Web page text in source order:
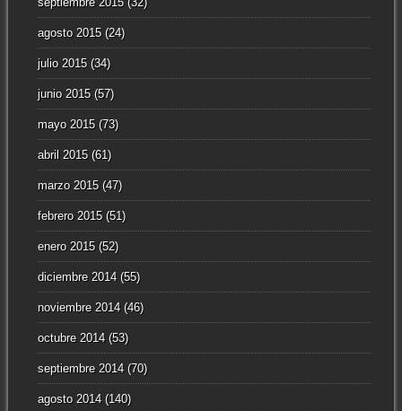
agosto 2015(24)
julio 2015(34)
junio 2015(57)
mayo 2015(73)
abril 2015(61)
marzo 2015(47)
febrero 2015(51)
enero 2015(52)
diciembre 2014(55)
noviembre 2014(46)
octubre 2014(53)
septiembre 2014(70)
agosto 2014(140)